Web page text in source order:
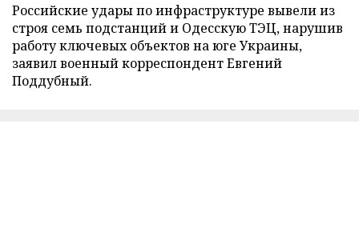
Российские удары по инфраструктуре вывели из
строя семь подстанций и Одесскую ТЭЦ, нарушив
работу ключевых объектов на юге Украины,
заявил военный корреспондент Евгений
Поддубный.